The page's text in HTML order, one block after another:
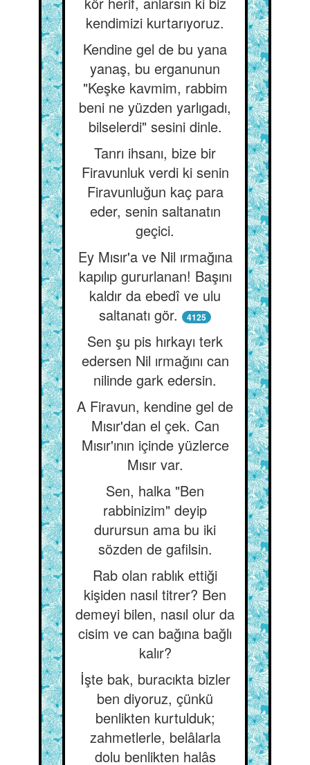
kendimizi kurtarıyoruz.
Kendine gel de bu yana
yanaş, bu erganunun
"Keşke kavmim, rabbim
beni ne yüzden yarlıgadı,
bilselerdi" sesini dinle.
Tanrı ihsanı, bize bir
Firavunluk verdi ki senin
Firavunluğun kaç para
eder, senin saltanatın
geçici.
Ey Mısır'a ve Nil ırmağına
kapılıp gururlanan! Başını
kaldır da ebedî ve ulu
saltanatı gör.
4125
Sen şu pis hırkayı terk
edersen Nil ırmağını can
nilinde gark edersin.
A Firavun, kendine gel de
Mısır'dan el çek. Can
Mısır'ının içinde yüzlerce
Mısır var.
Sen, halka "Ben
rabbinizim" deyip
durursun ama bu iki
sözden de gafilsin.
Rab olan rablık ettiği
kişiden nasıl titrer? Ben
demeyi bilen, nasıl olur da
cisim ve can bağına bağlı
kalır?
İşte bak, buracıkta bizler
ben diyoruz, çünkü
benlikten kurtulduk;
zahmetlerle, belâlarla
dolu benlikten halâs